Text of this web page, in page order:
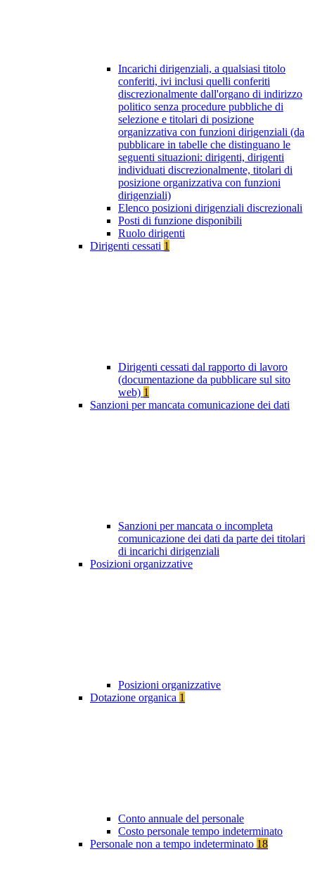
Incarichi dirigenziali, a qualsiasi titolo
conferiti, ivi inclusi quelli conferiti
discrezionalmente dall'organo di indirizzo
politico senza procedure pubbliche di
selezione e titolari di posizione
organizzativa con funzioni dirigenziali (da
pubblicare in tabelle che distinguano le
seguenti situazioni: dirigenti, dirigenti
individuati discrezionalmente, titolari di
posizione organizzativa con funzioni
dirigenziali)
Elenco posizioni dirigenziali discrezionali
Posti di funzione disponibili
Ruolo dirigenti
Dirigenti cessati 1
Dirigenti cessati dal rapporto di lavoro
(documentazione da pubblicare sul sito
web) 1
Sanzioni per mancata comunicazione dei dati
Sanzioni per mancata o incompleta
comunicazione dei dati da parte dei titolari
di incarichi dirigenziali
Posizioni organizzative
Posizioni organizzative
Dotazione organica 1
Conto annuale del personale
Costo personale tempo indeterminato
Personale non a tempo indeterminato 18